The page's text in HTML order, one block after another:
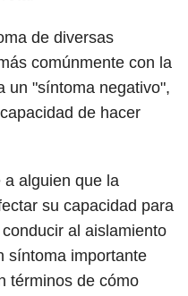
de diversas
comúnmente con la
un "síntoma negativo",
de hacer
a alguien que la
su capacidad para
al aislamiento
síntoma importante
términos de cómo